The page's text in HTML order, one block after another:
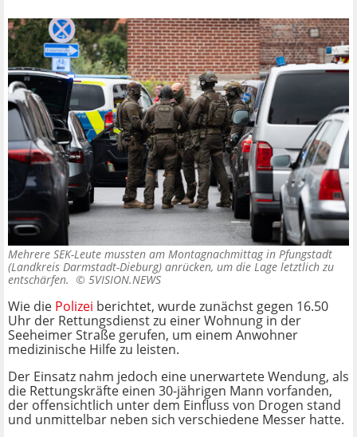
Mehrere SEK-Leute mussten am Montagnachmittag in Pfungstadt
(Landkreis Darmstadt-Dieburg) anrücken, um die Lage letztlich zu
entschärfen. © 5VISION.NEWS
Wie die Polizei berichtet, wurde zunächst gegen 16.50
Uhr der Rettungsdienst zu einer Wohnung in der
Seeheimer Straße gerufen, um einem Anwohner
medizinische Hilfe zu leisten.
Der Einsatz nahm jedoch eine unerwartete Wendung, als
die Rettungskräfte einen 30-jährigen Mann vorfanden,
der offensichtlich unter dem Einfluss von Drogen stand
und unmittelbar neben sich verschiedene Messer hatte.